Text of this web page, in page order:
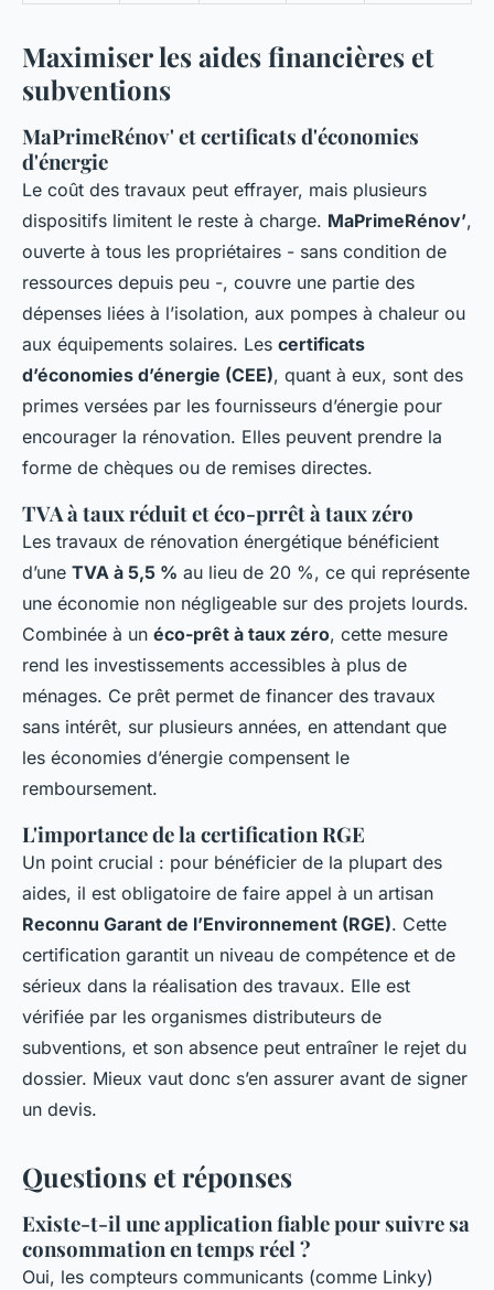
Maximiser les aides financières et
subventions
MaPrimeRénov' et certificats d'économies
d'énergie
Le coût des travaux peut effrayer, mais plusieurs
dispositifs limitent le reste à charge. MaPrimeRénov’,
ouverte à tous les propriétaires - sans condition de
ressources depuis peu -, couvre une partie des
dépenses liées à l’isolation, aux pompes à chaleur ou
aux équipements solaires. Les certificats
d’économies d’énergie (CEE), quant à eux, sont des
primes versées par les fournisseurs d’énergie pour
encourager la rénovation. Elles peuvent prendre la
forme de chèques ou de remises directes.
TVA à taux réduit et éco-prrêt à taux zéro
Les travaux de rénovation énergétique bénéficient
d’une TVA à 5,5 % au lieu de 20 %, ce qui représente
une économie non négligeable sur des projets lourds.
Combinée à un éco-prêt à taux zéro, cette mesure
rend les investissements accessibles à plus de
ménages. Ce prêt permet de financer des travaux
sans intérêt, sur plusieurs années, en attendant que
les économies d’énergie compensent le
remboursement.
L'importance de la certification RGE
Un point crucial : pour bénéficier de la plupart des
aides, il est obligatoire de faire appel à un artisan
Reconnu Garant de l’Environnement (RGE). Cette
certification garantit un niveau de compétence et de
sérieux dans la réalisation des travaux. Elle est
vérifiée par les organismes distributeurs de
subventions, et son absence peut entraîner le rejet du
dossier. Mieux vaut donc s’en assurer avant de signer
un devis.
Questions et réponses
Existe-t-il une application fiable pour suivre sa
consommation en temps réel ?
Oui, les compteurs communicants (comme Linky)